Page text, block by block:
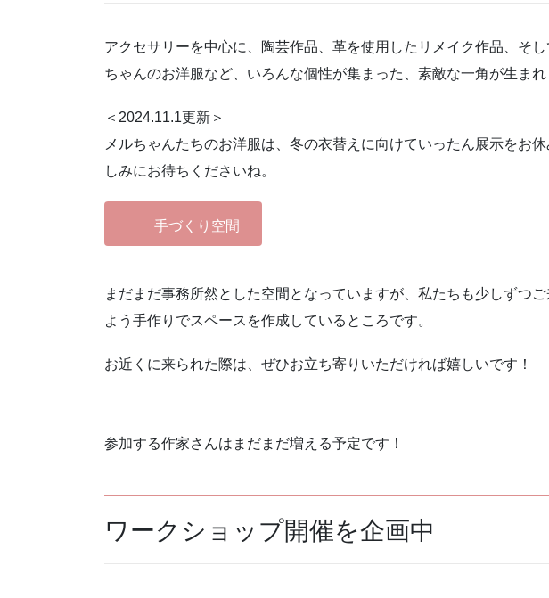
アクセサリーを中心に、陶芸作品、革を使用したリメイク作品、そ
ちゃんのお洋服など、いろんな個性が集まった、素敵な一角が生まれ
＜2024.11.1更新＞
メルちゃんたちのお洋服は、冬の衣替えに向けていったん展示をお
しみにお待ちくださいね。
手づくり空間
まだまだ事務所然とした空間となっていますが、私たちも少しずつ
よう手作りでスペースを作成しているところです。
お近くに来られた際は、ぜひお立ち寄りいただければ嬉しいです！
参加する作家さんはまだまだ増える予定です！
ワークショップ開催を企画中